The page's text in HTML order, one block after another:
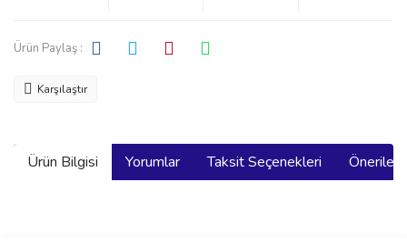
Ürün Paylaş :
Karşılaştır
Ürün Bilgisi Yorumlar Taksit Seçenekleri